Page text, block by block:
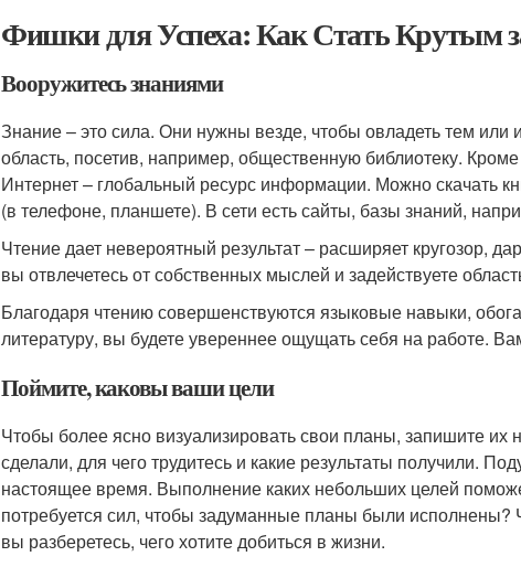
Фишки для Успеха: Как Стать Крутым
Вооружитесь знаниями
Знание – это сила. Они нужны везде, чтобы овладеть тем
область, посетив, например, общественную библиотеку.
Интернет – глобальный ресурс информации. Можно скачать
(в телефоне, планшете). В сети есть сайты, базы знаний,
Чтение дает невероятный результат – расширяет кругозор,
вы отвлечетесь от собственных мыслей и задействуете
Благодаря чтению совершенствуются языковые навыки,
литературу, вы будете увереннее ощущать себя на работе.
Поймите, каковы ваши цели
Чтобы более ясно визуализировать свои планы, запишите их
сделали, для чего трудитесь и какие результаты получили.
настоящее время. Выполнение каких небольших целей
потребуется сил, чтобы задуманные планы были
вы разберетесь, чего хотите добиться в жизни.